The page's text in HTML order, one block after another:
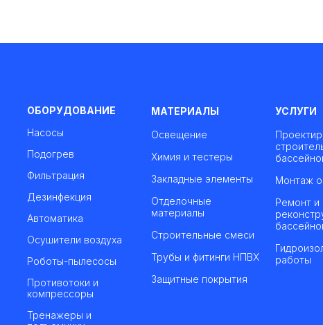
ОБОРУДОВАНИЕ
Насосы
Подогрев
Фильтрация
Дезинфекция
Автоматика
Осушители воздуха
Роботы-пылесосы
Противотоки и
компрессоры
Тренажеры и
МАТЕРИАЛЫ
Освещение
Химия и тестеры
Закладные элементы
Отделочные
материалы
Строительные смеси
Трубы и фитинги НПВХ
Защитные покрытия
УСЛУГИ
Монтаж
Ремонт и
работы